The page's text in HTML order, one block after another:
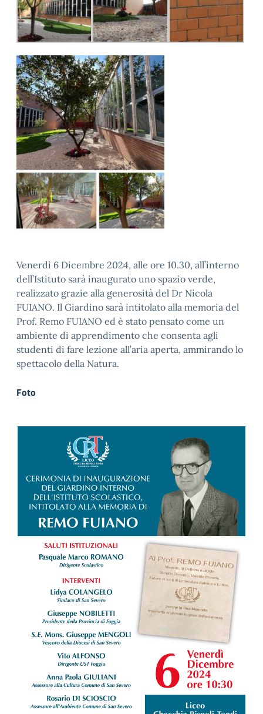
Venerdì 6 Dicembre 2024, alle ore 10.30, all’interno
dell’Istituto sarà inaugurato uno spazio verde,
realizzato grazie alla generosità del Dr Nicola
FUIANO. Il Giardino sarà intitolato alla memoria del
Prof. Remo FUIANO ed è stato pensato come un
ambiente di apprendimento che consenta agli
studenti di fare lezione all’aria aperta, ammirando lo
spettacolo della Natura.
Foto